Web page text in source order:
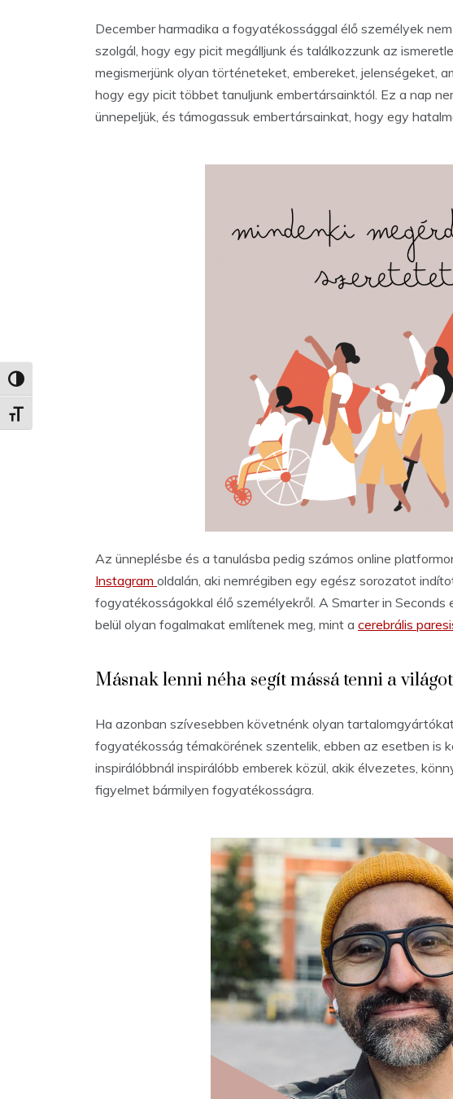
Nagy kontraszt váltása
Betűméret váltása
December harmadika a fogyatékossággal élő személyek
szolgál, hogy egy picit megálljunk és találkozzunk az
megismerjünk olyan történeteket, embereket, jelenségeket,
hogy egy picit többet tanuljunk embertársainktól. Ez a nap
ünnepeljük, és támogassuk embertársainkat, hogy egy
Az ünneplésbe és a tanulásba pedig számos online
Instagram oldalán, aki nemrégiben egy egész sorozatot
fogyatékosságokkal élő személyekről. A Smarter in
belül olyan fogalmakat említenek meg, mint a cerebrális
Másnak lenni néha segít mássá tenni a
Ha azonban szívesebben követnénk olyan
fogyatékosság témakörének szentelik, ebben az esetben is
inspirálóbbnál inspirálóbb emberek közül, akik élvezetes,
figyelmet bármilyen fogyatékosságra.